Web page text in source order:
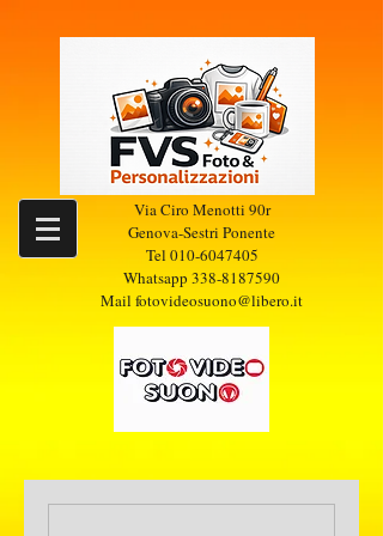
Via Ciro Menotti 90r
Genova-Sestri Ponente
Tel 010-6047405
Whatsapp 338-8187590
Mail fotovideosuono@libero.it